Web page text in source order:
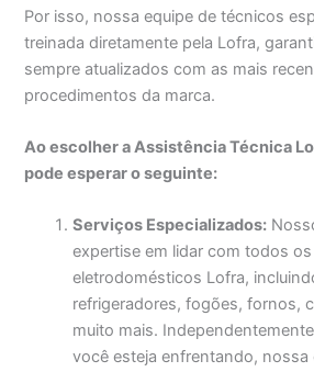
Por isso, nossa equipe de técnicos
treinada diretamente pela Lofra,
sempre atualizados com as mais
procedimentos da marca.
Ao escolher a Assistência Técnica
pode esperar o seguinte:
Serviços Especializados:
expertise em lidar com todos
eletrodomésticos Lofra,
refrigeradores, fogões, fornos,
muito mais.
você esteja enfrentando, nossa